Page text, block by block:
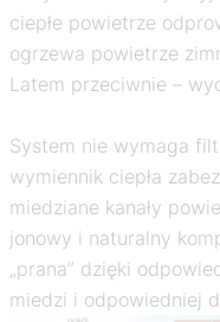
ciepłe powietrze
ogrzewa powietrze
Latem przeciwnie –
System nie wymaga
wymiennik ciepła
miedziane kanały
jonowy i naturalny
„prana” dzięki
miedzi i odpowiedniej